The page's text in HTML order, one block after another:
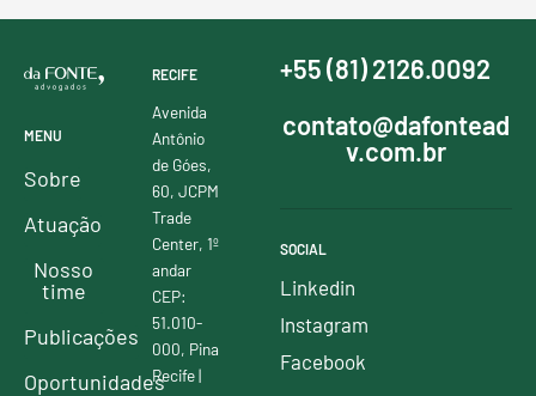
MENU
Sobre
Atuação
Nosso
time
Publicações
Oportunidades
RECIFE
Avenida
Antônio
de Góes,
60, JCPM
Trade
Center, 1º
andar
CEP:
51.010-
000, Pina
Recife |
+55 (81) 2126.0092
contato@dafontead
v.com.br
SOCIAL
Linkedin
Instagram
Facebook